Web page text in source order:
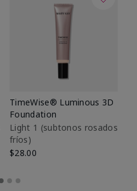
TimeWise® Luminous 3D
Foundation
Light 1​ (subtonos rosados
fríos)
$28.00